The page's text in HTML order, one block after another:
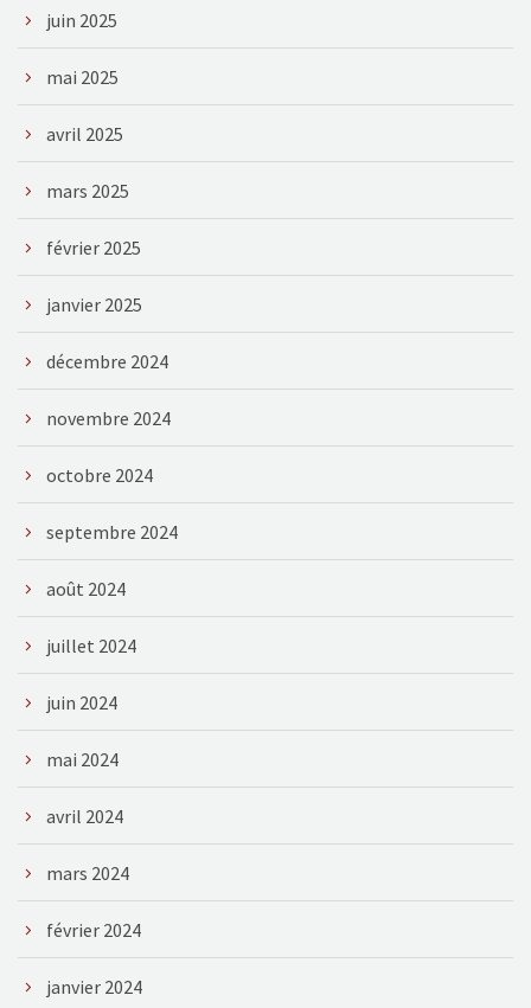
juin 2025
mai 2025
avril 2025
mars 2025
février 2025
janvier 2025
décembre 2024
novembre 2024
octobre 2024
septembre 2024
août 2024
juillet 2024
juin 2024
mai 2024
avril 2024
mars 2024
février 2024
janvier 2024